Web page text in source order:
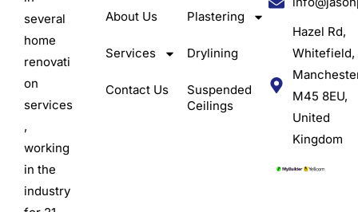
several
home
renovati
on
services
,
working
in the
industry
About Us
Services
Contact Us
Plastering
Drylining
Suspended
Ceilings
Hazel Rd,
Whitefield,
M45 8EU,
United
Kingdom